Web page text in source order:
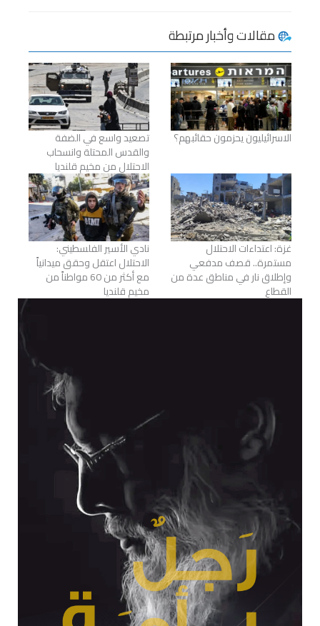
مقالات وأخبار مرتبطة
الاسرائيليون يحزمون حقائبهم؟ تصعيد واسع في الضفة
والقدس المحتلة وانسحاب
الاحتلال من مخيم قلنديا
غزة: اعتداءات الاحتلال
مستمرة.. قصف مدفعي
وإطلاق نار في مناطق عدة من
القطاع
نادي الأسير الفلسطيني:
الاحتلال اعتقل وحقق ميدانياً
مع أكثر من 60 مواطناً من
مخيم قلنديا